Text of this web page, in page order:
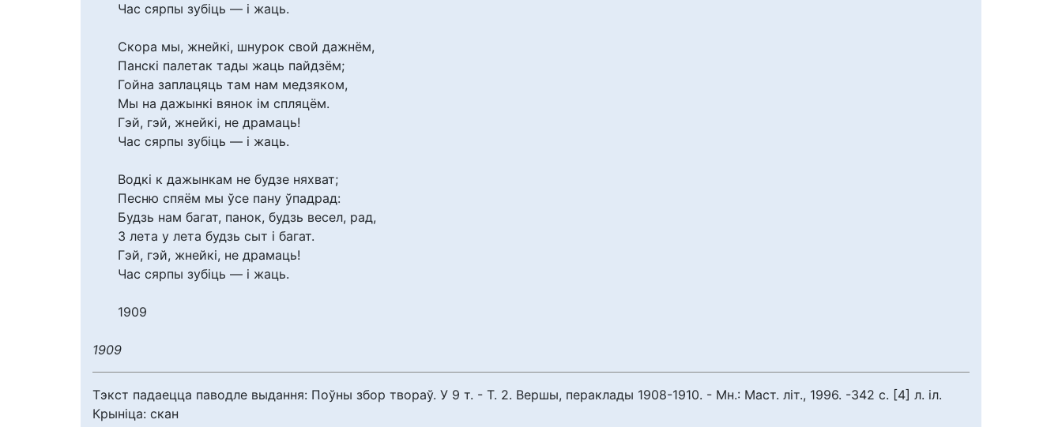
Час сярпы зубіць — і жаць.
Скора мы, жнейкі, шнурок свой дажнём,
Панскі палетак тады жаць пайдзём;
Гойна заплацяць там нам медзяком,
Мы на дажынкі вянок ім спляцём.
Гэй, гэй, жнейкі, не драмаць!
Час сярпы зубіць — і жаць.
Водкі к дажынкам не будзе няхват;
Песню спяём мы ўсе пану ўпадрад:
Будзь нам багат, панок, будзь весел, рад,
З лета у лета будзь сыт і багат.
Гэй, гэй, жнейкі, не драмаць!
Час сярпы зубіць — і жаць.
1909
1909
Тэкст падаецца паводле выдання: Поўны збор твораў. У 9 т. - Т. 2. Вершы, пераклады 1908-1910. - Мн.: Маст. літ., 1996. -342 с. [4] л. іл.
Крыніца: скан